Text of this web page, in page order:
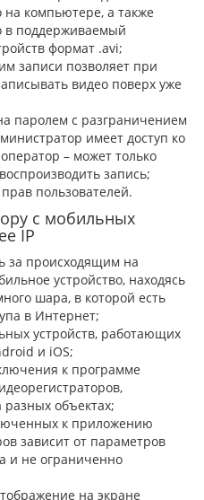
на компьютере, а также
в поддерживаемый
формат .avi;
записи позволяет при
видео поверх уже
паролем с разграничением
имеет доступ ко
– может только
запись;
пользователей.
с мобильных
IP
за происходящим на
устройство, находясь
шара, в которой есть
в Интернет;
устройств, работающих
и iOS;
к программе
объектах;
к приложению
зависит от параметров
и не ограниченно
на экране